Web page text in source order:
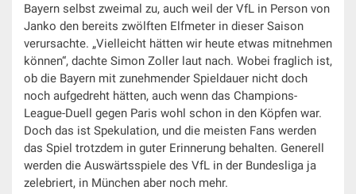
Bayern selbst zweimal zu, auch weil der VfL in Person von
Janko den bereits zwölften Elfmeter in dieser Saison
verursachte. „Vielleicht hätten wir heute etwas mitnehmen
können“, dachte Simon Zoller laut nach. Wobei fraglich ist,
ob die Bayern mit zunehmender Spieldauer nicht doch
noch aufgedreht hätten, auch wenn das Champions-
League-Duell gegen Paris wohl schon in den Köpfen war.
Doch das ist Spekulation, und die meisten Fans werden
das Spiel trotzdem in guter Erinnerung behalten. Generell
werden die Auswärtsspiele des VfL in der Bundesliga ja
zelebriert, in München aber noch mehr.